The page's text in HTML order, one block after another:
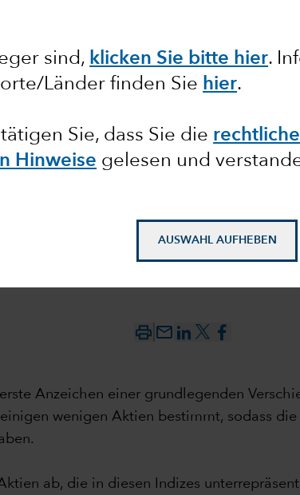
sind, klicken Sie bitte hier.
Länder finden Sie hier.
Sie, dass Sie die
Hinweise gelesen und
AUSWAHL AUFHEBEN
mail_outline
Anzeichen einer grundlegenden
wenigen Aktien bestimmt, sodass die
ab, die in diesen Indizes